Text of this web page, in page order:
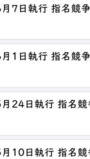
7日執行 指名競
1日執行 指名競
24日執行 指名競
10日執行 指名競